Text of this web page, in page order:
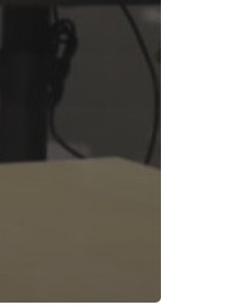
Toledo
Ciudad Real
Cuenca
Guadalajara
Sanidad
Economía
Educación
Cultura
Medio Ambiente